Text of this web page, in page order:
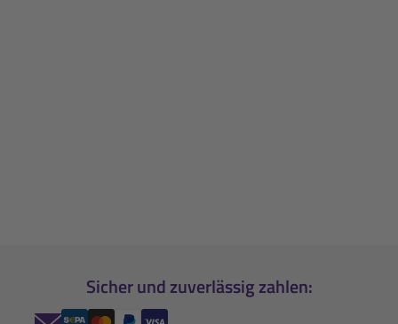
Sicher und zuverlässig zahlen: